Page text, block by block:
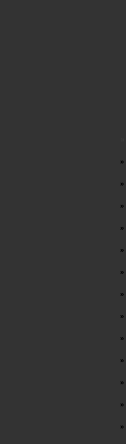
»
»
»
»
»
»
»
»
»
»
»
»
»